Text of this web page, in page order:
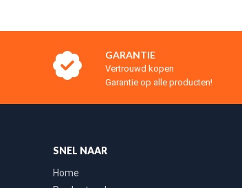
GARANTIE
Vertrouwd kopen
Garantie op alle producten!
SNEL NAAR
Home